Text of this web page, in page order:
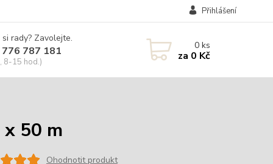
Přihlášení
rady? Zavolejte.
787 181
8-15 hod.)
0ks
za 0 Kč
50 m
Ohodnotit produkt